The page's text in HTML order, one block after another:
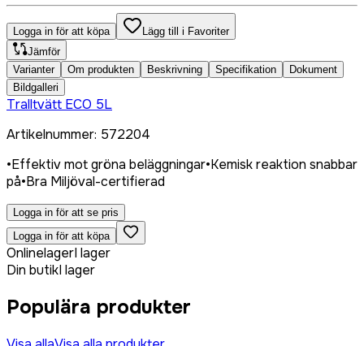
Logga in för att köpa
Lägg till i Favoriter
Jämför
Varianter
Om produkten Beskrivning Specifikation
Dokument
Bildgalleri
Tralltvätt ECO 5L
Artikelnummer: 572204
•Effektiv mot gröna beläggningar•Kemisk reaktion snabbar
på•Bra Miljöval-certifierad
Logga in för att se pris
Logga in för att köpa
OnlinelagerI lager
Din butikI lager
Populära produkter